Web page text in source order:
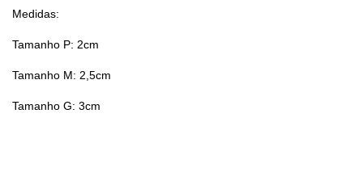
Medidas:
Tamanho P: 2cm
Tamanho M: 2,5cm
Tamanho G: 3cm